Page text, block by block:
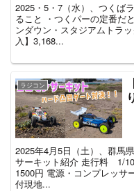
2025・5・7（水）、つくば
ること ・つくパーの定番だ
ンダウン・スタジアムトラ
入】3,168...
ラジコン
2025年4月5日（土）、群馬
サーキット紹介 走行料 1/
1500円 電源・コンプレッサ
付現地...